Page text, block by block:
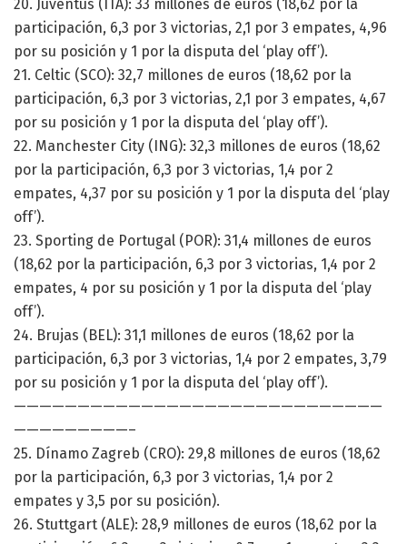
20. Juventus (ITA): 33 millones de euros (18,62 por la
participación, 6,3 por 3 victorias, 2,1 por 3 empates, 4,96
por su posición y 1 por la disputa del ‘play off’).
21. Celtic (SCO): 32,7 millones de euros (18,62 por la
participación, 6,3 por 3 victorias, 2,1 por 3 empates, 4,67
por su posición y 1 por la disputa del ‘play off’).
22. Manchester City (ING): 32,3 millones de euros (18,62
por la participación, 6,3 por 3 victorias, 1,4 por 2
empates, 4,37 por su posición y 1 por la disputa del ‘play
off’).
23. Sporting de Portugal (POR): 31,4 millones de euros
(18,62 por la participación, 6,3 por 3 victorias, 1,4 por 2
empates, 4 por su posición y 1 por la disputa del ‘play
off’).
24. Brujas (BEL): 31,1 millones de euros (18,62 por la
participación, 6,3 por 3 victorias, 1,4 por 2 empates, 3,79
por su posición y 1 por la disputa del ‘play off’).
—————————————————————————————
—————————–
25. Dínamo Zagreb (CRO): 29,8 millones de euros (18,62
por la participación, 6,3 por 3 victorias, 1,4 por 2
empates y 3,5 por su posición).
26. Stuttgart (ALE): 28,9 millones de euros (18,62 por la